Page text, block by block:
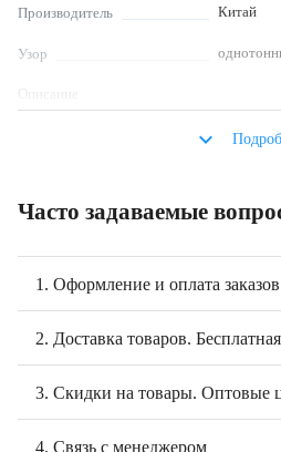
Производитель Китай
Узор
Описание
140 см из 10% льна, 20% полиэстера,
keyboard_arrow_down
Часто задаваемые
1. Оформление и оплата заказов
2. Доставка товаров.
3. Скидки на товары. Оптовые
4. Связь с менеджером